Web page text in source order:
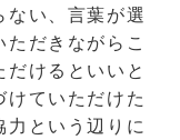
ない、言葉が選
だきながらこ
だけるといいと
けていただけた
力という辺りに